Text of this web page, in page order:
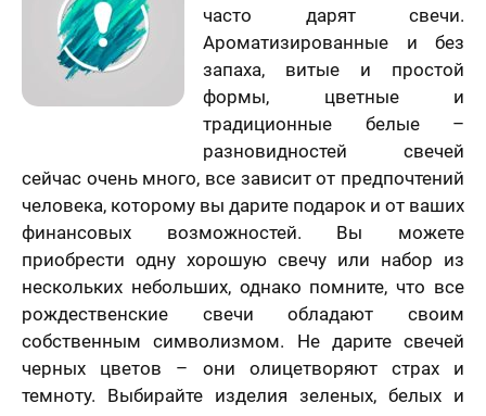
часто дарят свечи.
Ароматизированные и без
запаха, витые и простой
формы, цветные и
традиционные белые –
разновидностей свечей
сейчас очень много, все зависит от предпочтений
человека, которому вы дарите подарок и от ваших
финансовых возможностей. Вы можете
приобрести одну хорошую свечу или набор из
нескольких небольших, однако помните, что все
рождественские свечи обладают своим
собственным символизмом. Не дарите свечей
черных цветов – они олицетворяют страх и
темноту. Выбирайте изделия зеленых, белых и